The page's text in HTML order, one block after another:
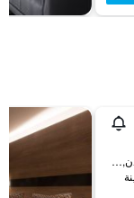
15-25 Hogarth Road, لندن, المملكة المتحدة